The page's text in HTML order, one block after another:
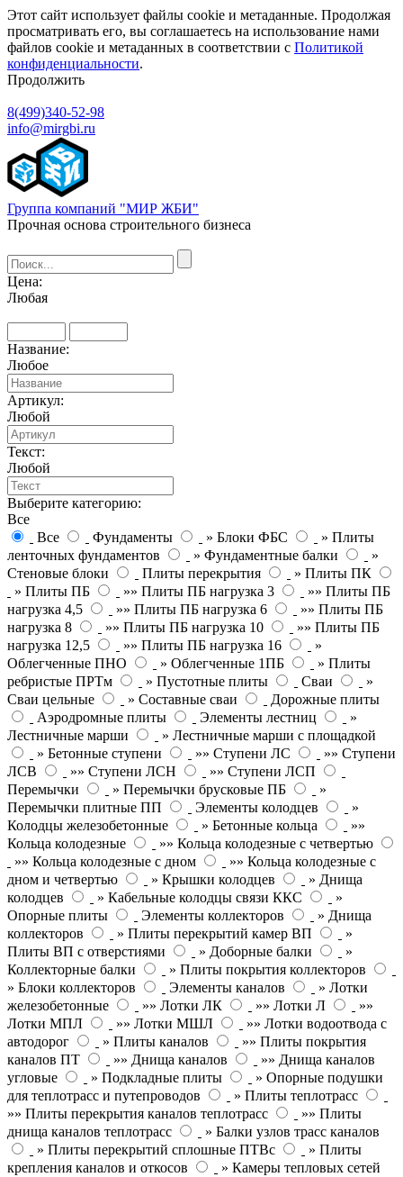
Этот сайт использует файлы cookie и метаданные. Продолжая
просматривать его, вы соглашаетесь на использование нами
файлов cookie и метаданных в соответствии с Политикой
конфиденциальности.
Продолжить
8(499)340-52-98
info@mirgbi.ru
Группа компаний "МИР ЖБИ"
Прочная основа строительного бизнеса
Цена:
Любая
Название:
Любое
Артикул:
Любой
Текст:
Любой
Выберите категорию:
Все
Все
Фундаменты » Блоки ФБС
» Плиты
ленточных фундаментов
» Фундаментные балки
»
Стеновые блоки
Плиты перекрытия
» Плиты ПК
» Плиты ПБ
»» Плиты ПБ нагрузка 3
»» Плиты ПБ
нагрузка 4,5
»» Плиты ПБ нагрузка 6
»» Плиты ПБ
нагрузка 8
»» Плиты ПБ нагрузка 10
»» Плиты ПБ
нагрузка 12,5
»» Плиты ПБ нагрузка 16
»
Облегченные ПНО
» Облегченные 1ПБ
» Плиты
ребристые ПРТм
» Пустотные плиты Сваи
»
Сваи цельные
» Составные сваи
Дорожные плиты
Аэродромные плиты
Элементы лестниц
»
Лестничные марши
» Лестничные марши с площадкой
» Бетонные ступени
»» Ступени ЛС
»» Ступени
ЛСВ
»» Ступени ЛСН
»» Ступени ЛСП
Перемычки
» Перемычки брусковые ПБ
»
Перемычки плитные ПП
Элементы колодцев
»
Колодцы железобетонные
» Бетонные кольца
»»
Кольца колодезные
»» Кольца колодезные с четвертью
»» Кольца колодезные с дном
»» Кольца колодезные с
дном и четвертью
» Крышки колодцев
» Днища
колодцев
» Кабельные колодцы связи ККС
»
Опорные плиты
Элементы коллекторов
» Днища
коллекторов
» Плиты перекрытий камер ВП
»
Плиты ВП с отверстиями
» Доборные балки
»
Коллекторные балки
» Плиты покрытия коллекторов
» Блоки коллекторов
Элементы каналов
» Лотки
железобетонные
»» Лотки ЛК »» Лотки Л
»»
Лотки МПЛ
»» Лотки МШЛ
»» Лотки водоотвода с
автодорог
» Плиты каналов
»» Плиты покрытия
каналов ПТ
»» Днища каналов
»» Днища каналов
угловые
» Подкладные плиты
» Опорные подушки
для теплотрасс и путепроводов
» Плиты теплотрасс
»» Плиты перекрытия каналов теплотрасс
»» Плиты
днища каналов теплотрасс
» Балки узлов трасс каналов
» Плиты перекрытий сплошные ПТВс
» Плиты
крепления каналов и откосов
» Камеры тепловых сетей